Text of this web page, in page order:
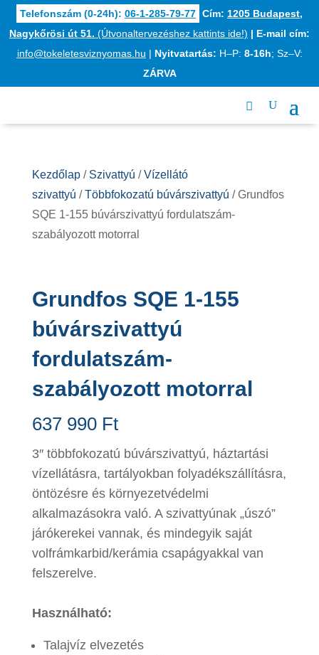
Telefonszám (0-24h): 06-1-285-79-77 Cím: 1205 Budapest,
Nagykőrösi út 51. (Útvonaltervezéshez kattints ide!) | E-mail cím:
info@tokeletesviznyomas.hu | Nyitvatartás: H–P: 8-16h; Sz–V:
ZÁRVA
Kezdőlap/ Szivattyú /Vízellátó
szivattyú /Többfokozatú búvárszivattyú / Grundfos
SQE 1-155 búvárszivattyú fordulatszám-
szabályozott motorral
Grundfos SQE 1-155
búvárszivattyú
fordulatszám-
szabályozott motorral
637 990 Ft
3″ többfokozatú búvárszivattyú, háztartási
vízellátásra, tartályokban folyadékszállításra,
öntözésre és környezetvédelmi
alkalmazásokra való. A szivattyúnak „úszó”
járókerekei vannak, és mindegyik saját
volfrámkarbid/kerámia csapágyakkal van
felszerelve.
Használható:
Talajvíz elvezetés